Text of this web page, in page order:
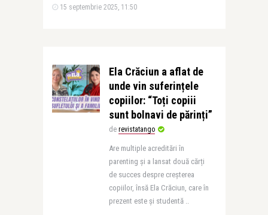
15 septembrie 2025, 11:50
Ela Crăciun a aflat de
unde vin suferințele
copiilor: “Toți copiii
sunt bolnavi de părinți”
de revistatango
Are multiple acreditări în
parenting și a lansat două cărți
de succes despre creșterea
copiilor, însă Ela Crăciun, care în
prezent este și studentă ..